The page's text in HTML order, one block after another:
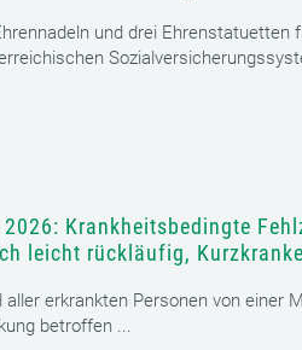
und drei Ehrenstatuetten
Krankheitsbedingte
leicht rückläufig,
erkrankten Personen von einer
betroffen ...